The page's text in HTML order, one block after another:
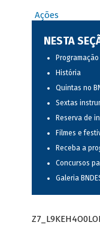
Ações
NESTA
Programação
História
Quintas no
Sextas
Reserva de
Filmes e
Receba a
Concursos
Galeria